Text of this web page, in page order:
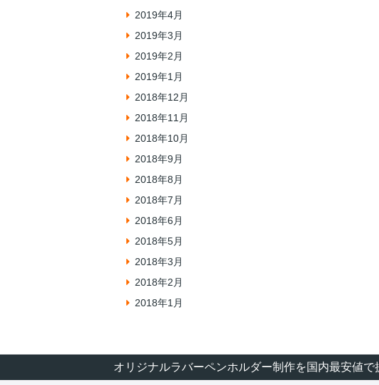
2019年4月
2019年3月
2019年2月
2019年1月
2018年12月
2018年11月
2018年10月
2018年9月
2018年8月
2018年7月
2018年6月
2018年5月
2018年3月
2018年2月
2018年1月
オリジナルラバーペンホルダー制作を国内最安値で